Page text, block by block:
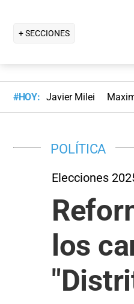
+ SECCIONES
#HOY: Javier Milei
POLÍTICA
Elecciones
los